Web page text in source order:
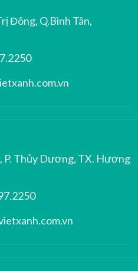
Đông, Q.Bình Tân,
Thủy Dương, TX. Hương